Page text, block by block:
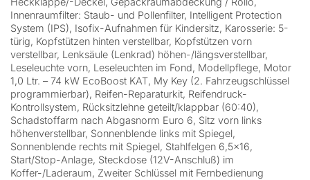
Innenraumfilter: Staub- und Pollenfilter, Intelligent Protection
System (IPS), Isofix-Aufnahmen für Kindersitz, Karosserie: 5-
türig, Kopfstützen hinten verstellbar, Kopfstützen vorn
verstellbar, Lenksäule (Lenkrad) höhen-/längsverstellbar,
Leseleuchte vorn, Leseleuchten im Fond, Modellpflege, Motor
1,0 Ltr. – 74 kW EcoBoost KAT, My Key (2. Fahrzeugschlüssel
programmierbar), Reifen-Reparaturkit, Reifendruck-
Kontrollsystem, Rücksitzlehne geteilt/klappbar (60:40),
Schadstoffarm nach Abgasnorm Euro 6, Sitz vorn links
höhenverstellbar, Sonnenblende links mit Spiegel,
Sonnenblende rechts mit Spiegel, Stahlfelgen 6,5×16,
Start/Stop-Anlage, Steckdose (12V-Anschluß) im
Koffer-/Laderaum, Zweiter Schlüssel mit Fernbedienung